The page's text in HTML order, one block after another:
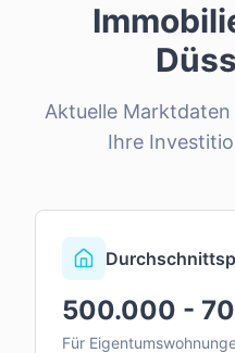
Aktuelle
Ihre
500.000 -
Für